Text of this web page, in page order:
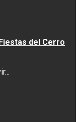
del Cerro